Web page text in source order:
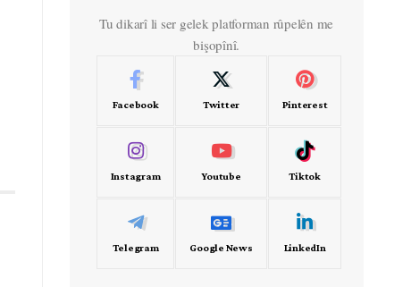
Tu dikarî li ser gelek platforman rûpelên me
bişopînî.
Facebook Twitter Pinterest
Instagram Youtube Tiktok
Telegram Google News LinkedIn